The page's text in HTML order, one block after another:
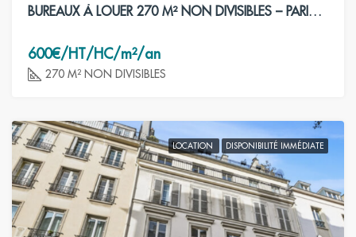
BUREAUX À LOUER 270 M² NON DIVISIBLES – PARIS 2ÈME
600€/HT/HC/m²/an
270 M² NON DIVISIBLES
LOCATION DISPONIBILITÉ IMMÉDIATE